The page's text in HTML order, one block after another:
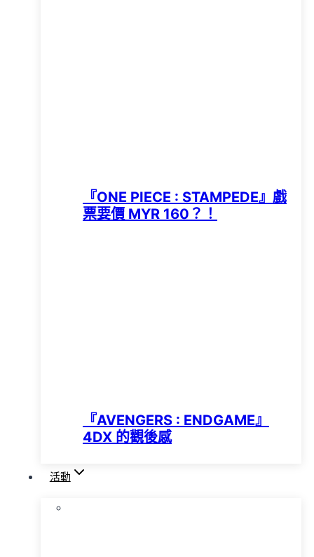
『ONE PIECE : STAMPEDE』戲
票要價 MYR 160？！
『AVENGERS : ENDGAME』
4DX 的觀後感
活動